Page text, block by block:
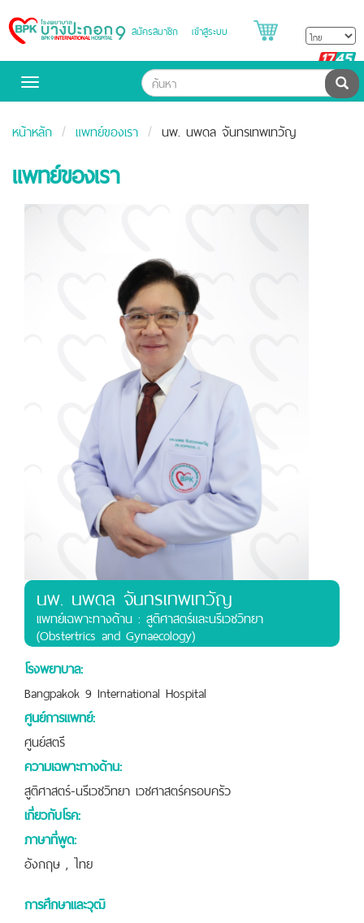
Bangpakok
Hospital
สมัครสมาชิก เข้าสู่ระบบ
Toggle
ค้น
หน้าหลัก แพทย์ของเรา นพ. นพดล จันทรเทพเทวัญ
แพทย์ของเรา
นพ. นพดล จันทรเทพเทวัญ
เเพทย์เฉพาะทางด้าน : สูติศาสตร์และนรีเวชวิทยา
(Obstertrics and Gynaecology)
โรงพยาบาล:
Bangpakok 9 International Hospital
ศูนย์การแพทย์:
ศูนย์สตรี
ความเฉพาะทางด้าน:
สูติศาสตร์-นรีเวชวิทยา เวชศาสตร์ครอบครัว
เกี่ยวกับโรค:
ภาษาที่พูด:
อังกฤษ , ไทย
การศึกษาและวุฒิ